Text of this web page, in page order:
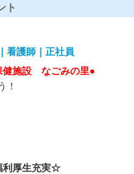
ト
看護師｜正社員
施設 なごみの里●
！
利厚生充実☆